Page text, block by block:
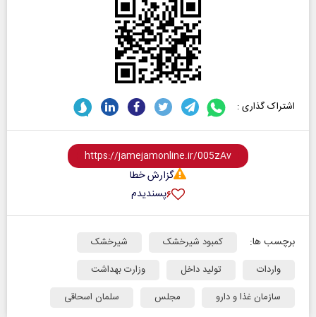
اشتراک گذاری :
گزارش خطا
پسندیدم۶
برچسب ها: کمبود شیرخشک
شیرخشک
واردات
تولید داخل
وزارت بهداشت
سازمان غذا و دارو
مجلس سلمان اسحاقی